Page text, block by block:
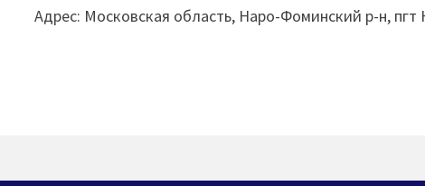
Адрес: Московская область, Наро-Фоминский р-н, пгт